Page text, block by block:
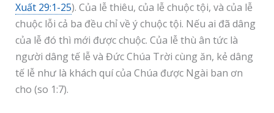
Xuất 29:1-25). Của lễ thiêu, của lễ chuộc tội, và của lễ
chuộc lỗi cả ba đều chỉ về ý chuộc tội. Nếu ai đã dâng
của lễ đó thì mới được chuộc. Của lễ thù ân tức là
người dâng tế lễ và Đức Chúa Trời cùng ăn, kẻ dâng
tế lễ như là khách quí của Chúa được Ngài ban ơn
cho (so 1:7).